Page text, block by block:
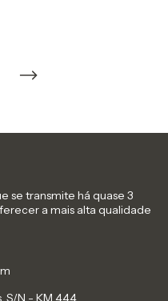
se transmite há quase 3
a mais alta qualidade
S/N - KM 444